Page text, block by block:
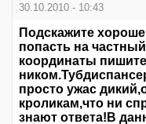
30.10.2010 - 10:43
Подскажите
попасть на
координаты
просто ужас
кроликам,что ни
знают ответа!В